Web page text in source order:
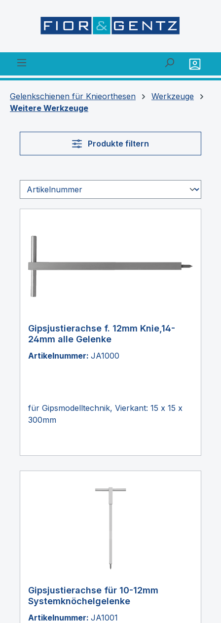
Gelenkschienen für Knieorthesen
Werkzeuge
Weitere Werkzeuge
Produkte filtern
Gipsjustierachse f. 12mm Knie,14-
24mm alle Gelenke
Artikelnummer: JA1000
für Gipsmodelltechnik, Vierkant: 15 x 15 x
300mm
Gipsjustierachse für 10-12mm
Systemknöchelgelenke
Artikelnummer: JA1001